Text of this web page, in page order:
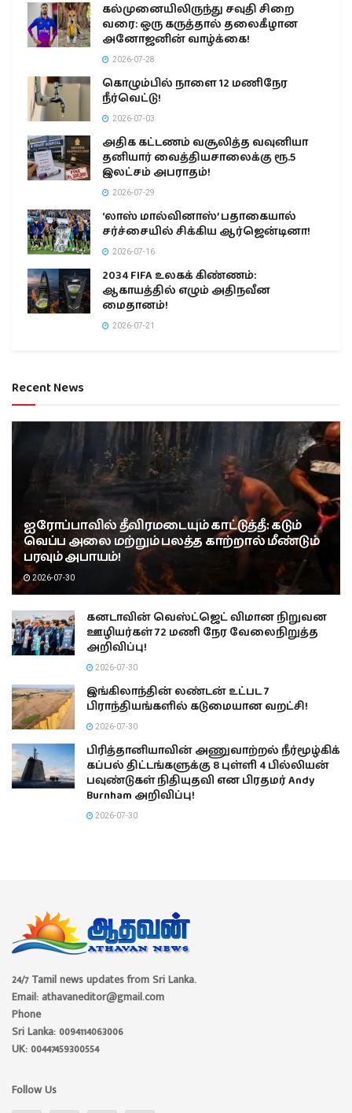
கல்முனையிலிருந்து சவுதி சிறை
வரை: ஒரு கருத்தால் தலைகீழான
அனோஜனின் வாழ்க்கை!
2026-07-28
கொழும்பில் நாளை 12 மணிநேர
நீர்வெட்டு!
2026-07-03
அதிக கட்டணம் வசூலித்த வவுனியா
தனியார் வைத்தியசாலைக்கு ரூ.5
இலட்சம் அபராதம்!
2026-07-29
‘லாஸ் மால்வினாஸ்’ பதாகையால்
சர்ச்சையில் சிக்கிய ஆர்ஜென்டினா!
2026-07-16
2034 FIFA உலகக் கிண்ணம்:
ஆகாயத்தில் எழும் அதிநவீன
மைதானம்!
2026-07-21
Recent News
ஐரோப்பாவில் தீவிரமடையும் காட்டுத்தீ: கடும்
வெப்ப அலை மற்றும் பலத்த காற்றால் மீண்டும்
பரவும் அபாயம்!
2026-07-30
கனடாவின் வெஸ்ட்ஜெட் விமான நிறுவன
ஊழியர்கள் 72 மணி நேர வேலைநிறுத்த
அறிவிப்பு!
2026-07-30
இங்கிலாந்தின் லண்டன் உட்பட 7
பிராந்தியங்களில் கடுமையான வறட்சி!
2026-07-30
பிரித்தானியாவின் அணுவாற்றல் நீர்மூழ்கிக்
கப்பல் திட்டங்களுக்கு 8 புள்ளி 4 பில்லியன்
பவுண்டுகள் நிதியுதவி என பிரதமர் Andy
Burnham அறிவிப்பு!
2026-07-30
24/7 Tamil news updates from Sri Lanka.
Email: athavaneditor@gmail.com
Phone
Sri Lanka: 0094114063006
UK: 00447459300554
Follow Us